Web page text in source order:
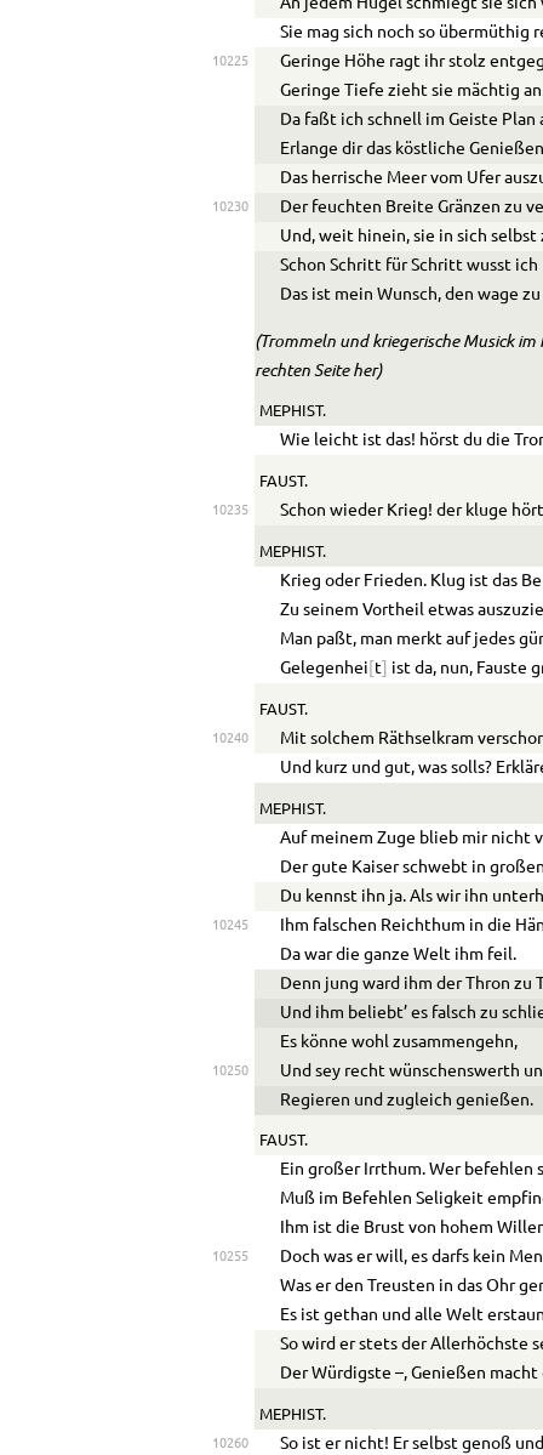
An jedem Hügel schmiegt sie sich
Sie mag sich noch so übermüthig
10225
Geringe Höhe ragt ihr stolz
Geringe Tiefe zieht sie mächtig
Da faßt ich schnell im Geiste Plan
Erlange dir das köstliche
Das herrische Meer vom Ufer
10230
Der feuchten Breite Gränzen zu
Und, weit hinein, sie in sich selbst
Schon Schritt für Schritt wusst
Das ist mein Wunsch, den wage
(Trommeln und kriegerische Musick im
rechten Seite her)
MEPHIST.
Wie leicht ist das! hörst du die
FAUST.
10235 Schon wieder Krieg! der kluge
MEPHIST.
Krieg oder Frieden. Klug ist das
Zu seinem Vortheil etwas
Man paßt, man merkt auf jedes
Gelegenhei t ist da, nun, Fauste
FAUST.
10240
Mit solchem Räthselkram
Und kurz und gut, was solls?
MEPHIST.
Auf meinem Zuge blieb mir nicht
Der gute Kaiser schwebt in
Du kennst ihn ja. Als wir ihn
10245
Ihm falschen Reichthum in die
Da war die ganze Welt ihm feil.
Denn jung ward ihm der Thron zu
Und ihm beliebt’ es falsch zu
Es könne wohl zusammengehn,
10250
Und sey recht wünschenswerth
Regieren und zugleich genießen.
FAUST.
Ein großer Irrthum. Wer befehlen
Muß im Befehlen Seligkeit
Ihm ist die Brust von hohem
10255
Doch was er will, es darfs kein
Was er den Treusten in das Ohr
Es ist gethan und alle Welt
So wird er stets der Allerhöchste
Der Würdigste –, Genießen macht
MEPHIST.
10260
So ist er nicht! Er selbst genoß